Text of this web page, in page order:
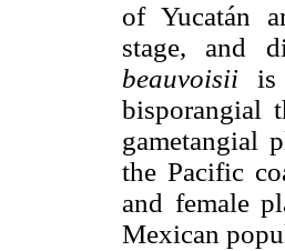
of Yucatán
stage, and
beauvoisii is
bisporangial
gametangial
the Pacific
and female
Mexican